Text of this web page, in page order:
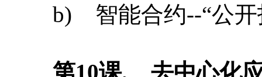
b) 搭建以太坊在线